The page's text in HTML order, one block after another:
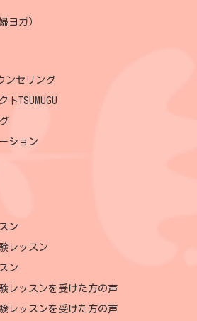
ヨガ）
ンセリング
TSUMUGU
ション
ン
レッスン
ン
レッスンを受けた方の声
レッスンを受けた方の声